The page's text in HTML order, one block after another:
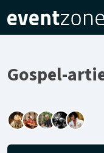
Gospel-